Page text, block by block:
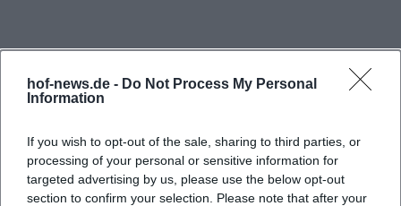
hof-news.de - Do Not Process My Personal
Information
If you wish to opt-out of the sale, sharing to third parties, or
processing of your personal or sensitive information for
targeted advertising by us, please use the below opt-out
section to confirm your selection. Please note that after your
Ernst‑Reuter‑Straße problemlos zu finden. Die
Zufahrten sind im Stadtgebiet ausgeschildert, und
das Areal schließt unmittelbar an die Kulmbacher
mit dem Navigationssystem arbeitet, orientiert sich
sinnvollerweise an der Adresse der benachbarten
Freiheitshalle (Kulmbacher Str. 4, 95030 Hof) oder